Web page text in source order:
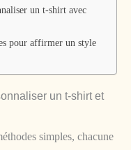
un t-shirt avec
pour affirmer un style
un t-shirt et
simples, chacune